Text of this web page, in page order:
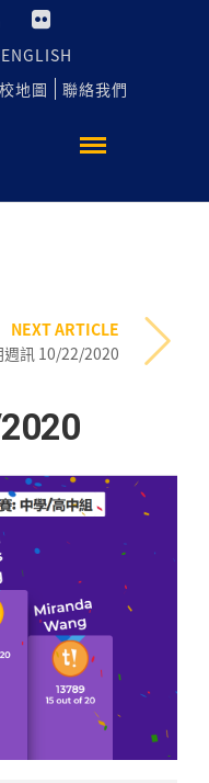
ENGLISH
地圖 聯絡我們
NEXT ARTICLE
週訊 10/22/2020